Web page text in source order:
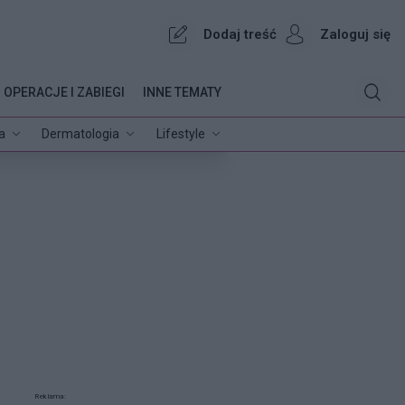
Dodaj treść Zaloguj się
Dermatologia Lifestyle
OPERACJE I ZABIEGI INNE TEMATY
Reklama: